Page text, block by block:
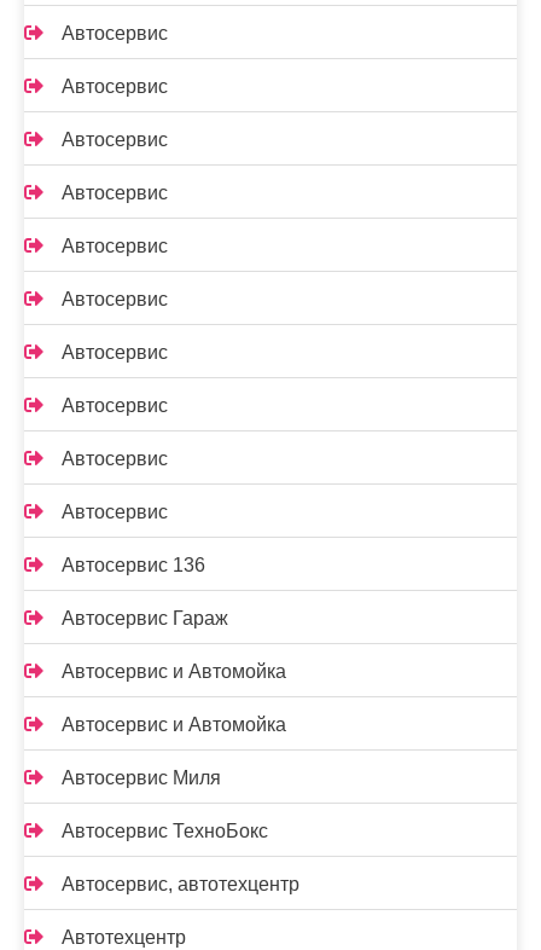
Автосервис
Автосервис
Автосервис
Автосервис
Автосервис
Автосервис
Автосервис
Автосервис
Автосервис
Автосервис
Автосервис 136
Автосервис Гараж
Автосервис и Автомойка
Автосервис и Автомойка
Автосервис Миля
Автосервис ТехноБокс
Автосервис, автотехцентр
Автотехцентр